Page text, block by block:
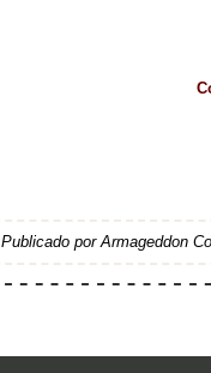
Publicado porArmageddon